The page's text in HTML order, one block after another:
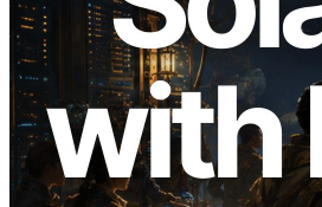
2026.08.05
ERPC erweitert Solana
um Ping-Messung aus 7
Regionen — Validators
ebenfalls gestartet